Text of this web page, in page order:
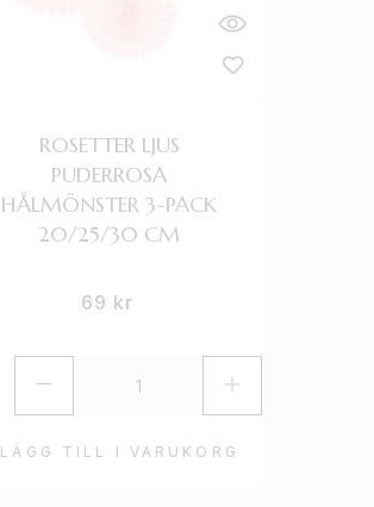
LÄGG TILL I VARUKORG
ROSETTER LJUS
PUDERROSA
HÅLMÖNSTER 3-PACK
20/25/30 CM
69 kr